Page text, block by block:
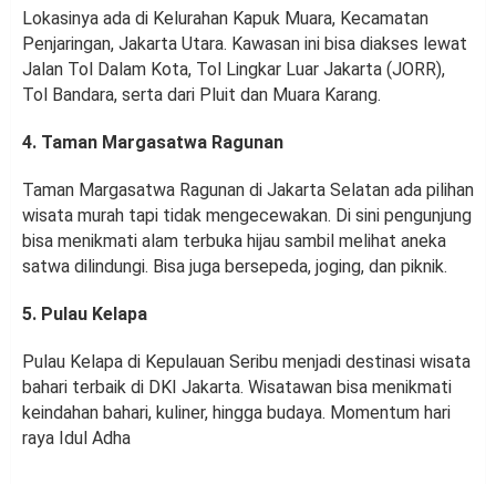
Lokasinya ada di Kelurahan Kapuk Muara, Kecamatan
Penjaringan, Jakarta Utara. Kawasan ini bisa diakses lewat
Jalan Tol Dalam Kota, Tol Lingkar Luar Jakarta (JORR),
Tol Bandara, serta dari Pluit dan Muara Karang.
4. Taman Margasatwa Ragunan
Taman Margasatwa Ragunan di Jakarta Selatan ada pilihan
wisata murah tapi tidak mengecewakan. Di sini pengunjung
bisa menikmati alam terbuka hijau sambil melihat aneka
satwa dilindungi. Bisa juga bersepeda, joging, dan piknik.
5. Pulau Kelapa
Pulau Kelapa di Kepulauan Seribu menjadi destinasi wisata
bahari terbaik di DKI Jakarta. Wisatawan bisa menikmati
keindahan bahari, kuliner, hingga budaya. Momentum hari
raya Idul Adha